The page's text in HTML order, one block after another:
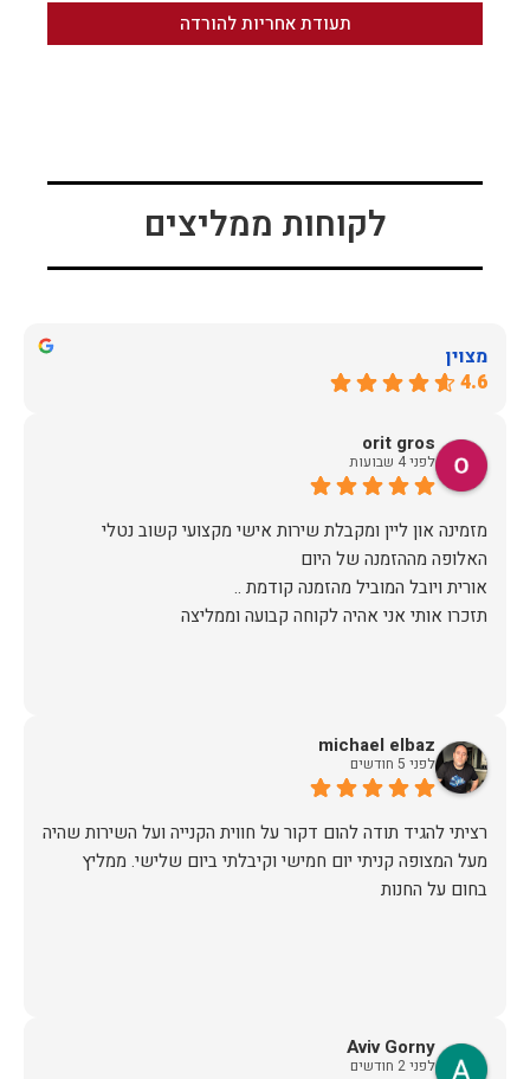
תעודת אחריות להורדה
לקוחות ממליצים
מצוין
4.6
orit gros
לפני 4 שבועות
מזמינה און ליין ומקבלת שירות אישי מקצועי קשוב נטלי
תזכרו אותי אני אהיה לקוחה קבועה וממליצה
michael elbaz
לפני 5 חודשים
רציתי להגיד תודה להום דקור על חווית הקנייה ועל השירות שהיה
מעל המצופה קניתי יום חמישי וקיבלתי ביום שלישי. ממליץ
בחום על החנות
Aviv Gorny
לפני 2 חודשים